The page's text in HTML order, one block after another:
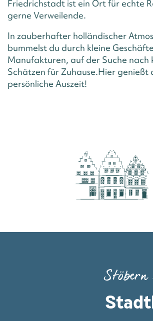
Friedrichstadt ist ein Ort für echte
gerne Verweilende.
In zauberhafter holländischer
bummelst du durch kleine
Manufakturen, auf der Suche nach
Schätzen für Zuhause.Hier genießt
persönliche Auszeit!
Stöbern &